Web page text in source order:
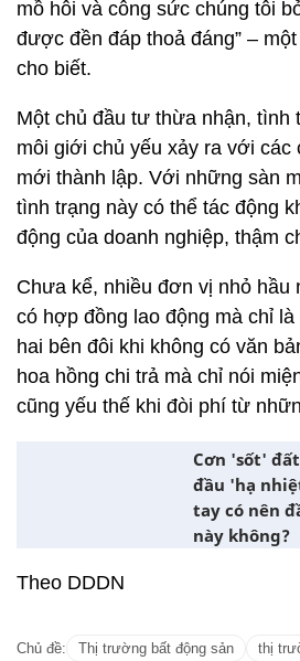
mồ hôi và công sức chúng tôi
được đền đáp thoả đáng” –
cho biết.
Một chủ đầu tư thừa nhận, tình
môi giới chủ yếu xảy ra với các
mới thành lập. Với những sàn
tình trạng này có thể tác động
động của doanh nghiệp, thậm
Chưa kể, nhiều đơn vị nhỏ hầu
có hợp đồng lao động mà chỉ
hai bên đôi khi không có văn
hoa hồng chi trả mà chỉ nói
cũng yếu thế khi đòi phí từ
Cơn 'sốt'
đầu 'hạ
tay có nên
này không?
Theo DDDN
Chủ đề: Thị trường bất động sản
thị